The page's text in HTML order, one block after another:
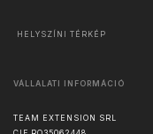
HELYSZÍNI TÉRKÉP
VÁLLALATI INFORMÁCIÓ
TEAM EXTENSION SRL